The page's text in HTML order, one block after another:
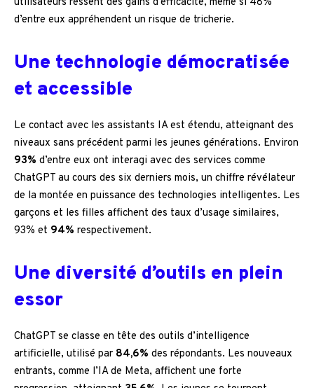
d’entre eux appréhendent un risque de tricherie.
Une technologie démocratisée
et accessible
Le contact avec les assistants IA est étendu, atteignant des
niveaux sans précédent parmi les jeunes générations. Environ
93% d’entre eux ont interagi avec des services comme
ChatGPT au cours des six derniers mois, un chiffre révélateur
de la montée en puissance des technologies intelligentes. Les
garçons et les filles affichent des taux d’usage similaires,
93% et 94% respectivement.
Une diversité d’outils en plein
essor
ChatGPT se classe en tête des outils d’intelligence
artificielle, utilisé par 84,6% des répondants. Les nouveaux
entrants, comme l’IA de Meta, affichent une forte